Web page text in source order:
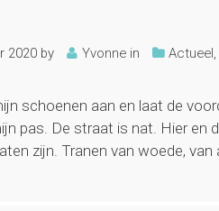
2020 by Yvonne in Actueel,
schoenen aan en laat de
pas. De straat is nat. Hier en
zijn. Tranen van woede,